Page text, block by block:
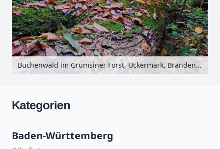
Buchenwald im Grumsiner Forst, Uckermark, Brandenburg, Deutschland
Kategorien
Baden-Württemberg